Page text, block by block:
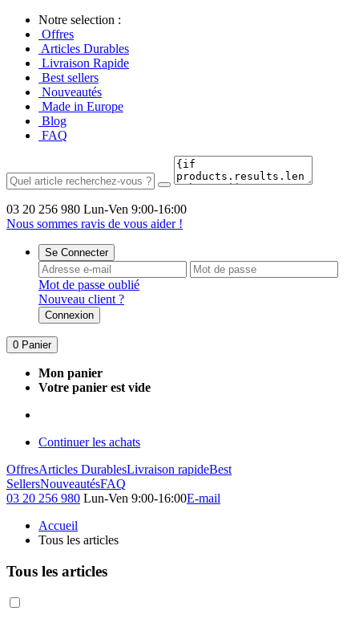
Notre selection :
Offres
Articles Durables
Livraison Rapide
Best sellers
Nouveautés
Made in Europe
Blog
FAQ
03 20 256 980 Lun-Ven 9:00-16:00
Nous sommes ravis de vous aider !
Se Connecter
Mot de passe oublié
Nouveau client ?
Connexion
0 Panier
Mon panier
Votre panier est vide
Continuer les achats
OffresArticles DurablesLivraison rapideBest
SellersNouveautésFAQ
03 20 256 980 Lun-Ven 9:00-16:00E-mail
Accueil
Tous les articles
Tous les articles